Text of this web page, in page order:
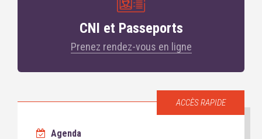
CNI et Passeports
Prenez rendez-vous en ligne
ACCÈS RAPIDE
Agenda